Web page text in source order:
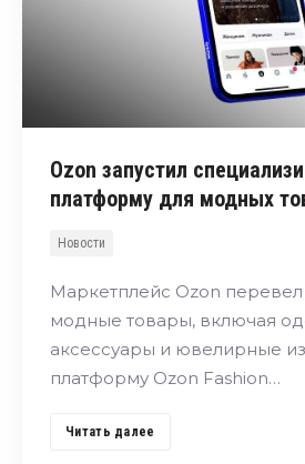
Ozon запустил
платформу для модных
Новости
Маркетплейс Ozon
модные товары, включая
аксессуары и ювелирные
платформу Ozon Fashion…
Читать далее